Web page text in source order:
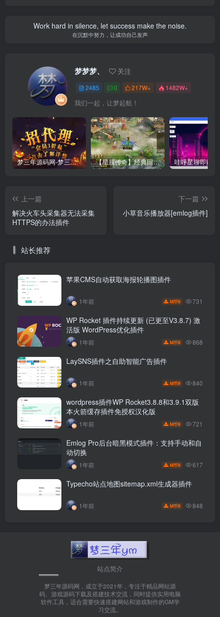
Work hard in silence, let success make the noise.
在沉默中努力，让成功自己发声
梦梦梦、 关注
2485 0 217W+ 1482W+
我们一起，让梦起航！
梦三年源码网-梦三年ym会员代理详情 【星辰传奇】经典回合制手游+安卓端+GM工具+详细搭建教程
上一篇
解决火车头采集器无法采集
HTTPS的办法插件
下一篇
小草音乐播放器[emlog插件]
站长推荐
苹果CMS自动获取海报轮播图插件
1年前 M币9 731
WP Rocket 插件持续更新 (已更至V3.8.7) 激
活版 WordPress优化插件
1年前 M币9 868
LaySNS插件之自助智能广告插件
1年前 M币9 840
wordpress插件WP Rocket3.8.8和3.9.1双版
本火箭缓存插件免授权汉化版
1年前 M币9 721
Emlog Pro后台暗黑模式插件：支持手动和自
动切换
1年前 M币9 617
Typecho站点地图sitemap.xml生成器插件
1年前 M币9 848
站点简介
梦三年源码网，成立于2021年，专注于精品网站源
码、游戏源码下载及搭建技术交流，同时提供实用电脑
软件工具，适合需要快速搭建网站和游戏制作的GM学
习交流。